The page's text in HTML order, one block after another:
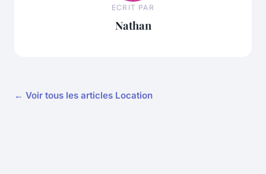
ECRIT PAR
Nathan
← Voir tous les articles Location